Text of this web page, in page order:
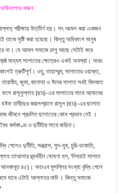
ডাউনলোড করুন
পরীক্ষায় উত্তীর্ণ হয়। সৎ আমল করা একজন
সৃষ্টি করা হয়েছে। কিন্তু অধিকাংশ মানুষ
না। যে আমল সমাজে চালু আছে সেটাই করে
মাধ্যম সালাতের ক্ষেত্রেও একই অবস্থা। অথচ
ত্রুটিপূর্ণ। ওযু, তায়াম্মুম, সালাতের ওয়াক্ত,
জুমা, জানাযা ও ঈদের সালাত সবই বিদআত
রাসূলুল্লাহ (ছাঃ)-এর সালাতের সাথে আমাদের
হাদীছের করালগ্রাসে রাসূল (ছাঃ)-এর ছালাত
জীবনে প্রচলিত ছালাতের কোন প্রভাব নেই ।
কর্মকাণ্ড ও দুর্নীতির সাথে জড়িত।
পেলেও দুর্নীতি, সন্ত্রাস, সুদ-ঘুষ, চুরি-ডাকাতি,
তাআলার দ্ব্যর্থহীন ঘোষণা হল, ‘নিশ্চয়ই সালাত
আনকাবূত ৪৫)। অতএব মুসল্লির সংখ্যা বৃদ্ধি পেলে
যাবে এটাই আল্লাহর দাবি । কিন্তু সমাজে